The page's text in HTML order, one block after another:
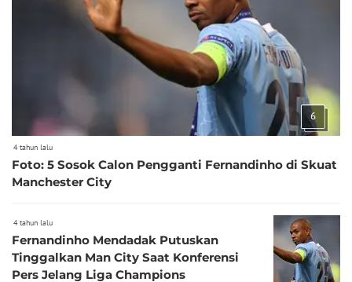
6
4 tahun lalu
Foto: 5 Sosok Calon Pengganti Fernandinho di Skuat
Manchester City
4 tahun lalu
Fernandinho Mendadak Putuskan
Tinggalkan Man City Saat Konferensi
Pers Jelang Liga Champions